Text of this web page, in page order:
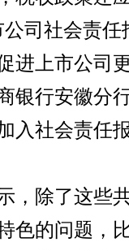
社会责任
进上市公司
银行安徽分
入社会责任
除了这些共
色的问题，